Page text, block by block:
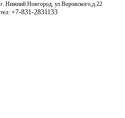
г. Нижний Новгород, ул.Воровского,д.22
тел: +7-831-2831133